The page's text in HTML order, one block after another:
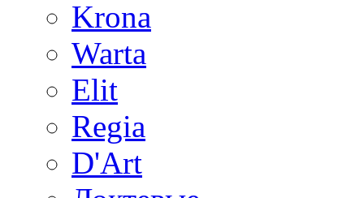
Krona
Warta
Elit
Regia
D'Art